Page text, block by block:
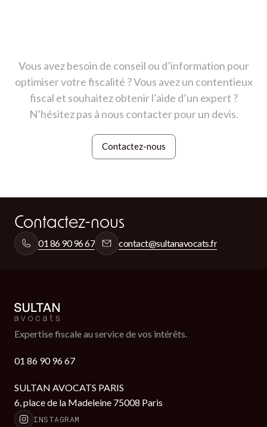
Vous avez besoin de conseil ou d’information pour
optimiser votre fiscalité ? Vous avez un contentieux
fiscal et souhaitez obtenir l’aide d’un expert ?
N’hésitez pas à nous contacter pour un devis.
Contactez-nous
Contactez-nous
01 86 90 96 67 contact@sultanavocats.fr
Expertise fiscale au service de vos intérêts.
01 86 90 96 67
SULTAN AVOCATS PARIS
6, place de la Madeleine 75008 Paris
INSTAGRAM